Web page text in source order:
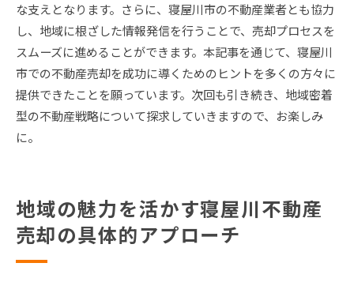
な支えとなります。さらに、寝屋川市の不動産業者とも協力
し、地域に根ざした情報発信を行うことで、売却プロセスを
スムーズに進めることができます。本記事を通じて、寝屋川
市での不動産売却を成功に導くためのヒントを多くの方々に
提供できたことを願っています。次回も引き続き、地域密着
型の不動産戦略について探求していきますので、お楽しみ
に。
地域の魅力を活かす寝屋川不動産
売却の具体的アプローチ